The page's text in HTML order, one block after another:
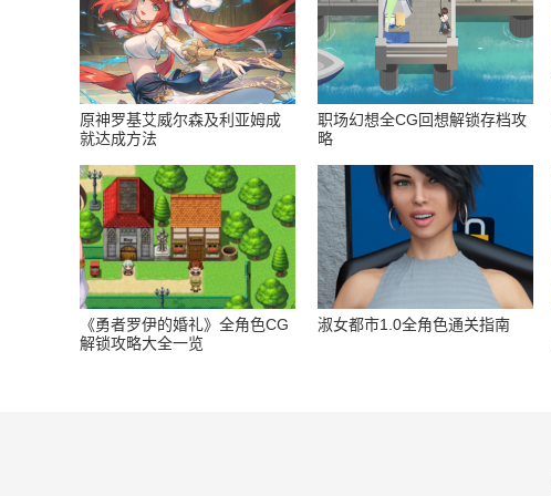
原神罗基艾威尔森及利亚姆成
就达成方法
职场幻想全CG回想解锁存档攻
略
《勇者罗伊的婚礼》全角色CG
解锁攻略大全一览
淑女都市1.0全角色通关指南